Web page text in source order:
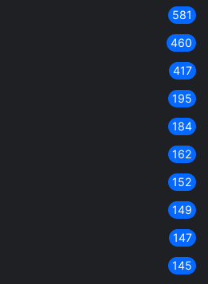
581
460
417
195
184
162
152
149
147
145